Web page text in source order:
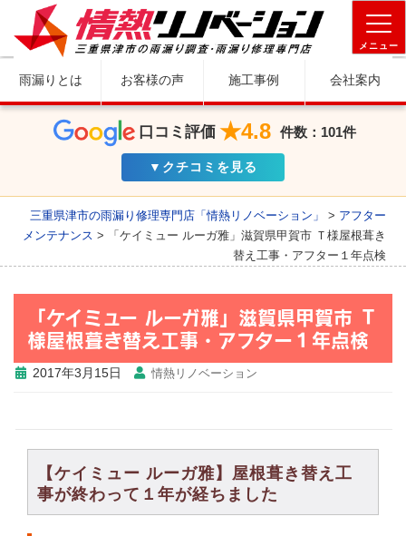
メニュー
雨漏りとは お客様の声 施工事例 会社案内
口コミ評価 ★4.8 件数：101件
▼クチコミを見る
三重県津市の雨漏り修理専門店「情熱リノベーション」 > アフター
メンテナンス >
「ケイミュー ルーガ雅」滋賀県甲賀市 Ｔ様屋根葺き
替え工事・アフター１年点検
「ケイミュー ルーガ雅」滋賀県甲賀市 Ｔ
様屋根葺き替え工事・アフター１年点検
2017年3月15日 情熱リノベーション
【ケイミュー ルーガ雅】屋根葺き替え工
事が終わって１年が経ちました